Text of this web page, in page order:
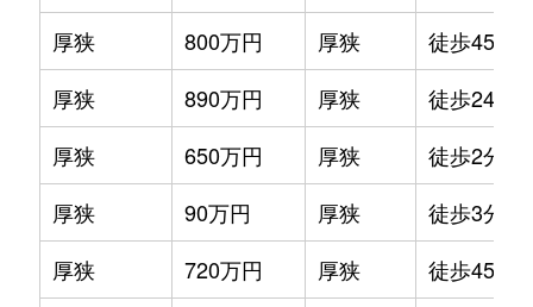
厚狭
800万円 厚狭
徒歩45分
厚狭
890万円 厚狭
徒歩24分
厚狭
650万円 厚狭
徒歩2分
厚狭
90万円 厚狭
徒歩3分
厚狭
720万円 厚狭
徒歩45分